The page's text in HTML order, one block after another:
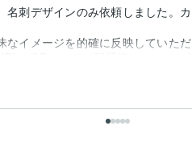
名刺デザインのみ依頼しました。
なイメージを的確に反映していた
やQRコードの配置等についても